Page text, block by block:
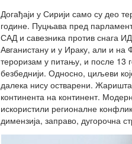
Догађаји у Сирији само су део
године. Пуцњава пред
САД и савезника против снага
Авганистану и у Ираку, али и на
тероризам у питању, и после 13
безбеднији. Односно, циљеви
далека нису остварени.
континента на континент.
искористили регионалне
димензија, заправо, дугорочна